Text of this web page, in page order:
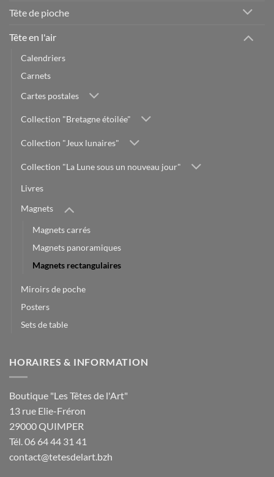
Tête de pioche
Tête en l'air
Calendriers
Carnets
Cartes postales
Collection "Bretagne étoilée"
Collection "Jeux lunaires"
Collection "La Lune sous un nouveau jour"
Livres
Magnets
Magnets carrés
Magnets panoramiques
Magnets rectangulaires
Miroirs de poche
Posters
Sets de table
HORAIRES & INFORMATION
Boutique "Les Têtes de l'Art"
13 rue Elie-Fréron
29000 QUIMPER
Tél. 06 64 44 31 41
contact@tetesdelart.bzh